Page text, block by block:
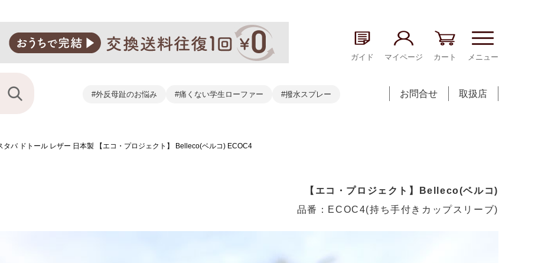
ガイド マイページ カート メニュー
#外反母趾のお悩み #痛くない学生ローファー #撥水スプレー お問合せ 取扱店
バ ドトール レザー 日本製 【エコ・プロジェクト】 Belleco(ベルコ) ECOC4
【エコ・プロジェクト】Belleco(ベルコ)
品番：ECOC4(持ち手付きカップスリーブ)